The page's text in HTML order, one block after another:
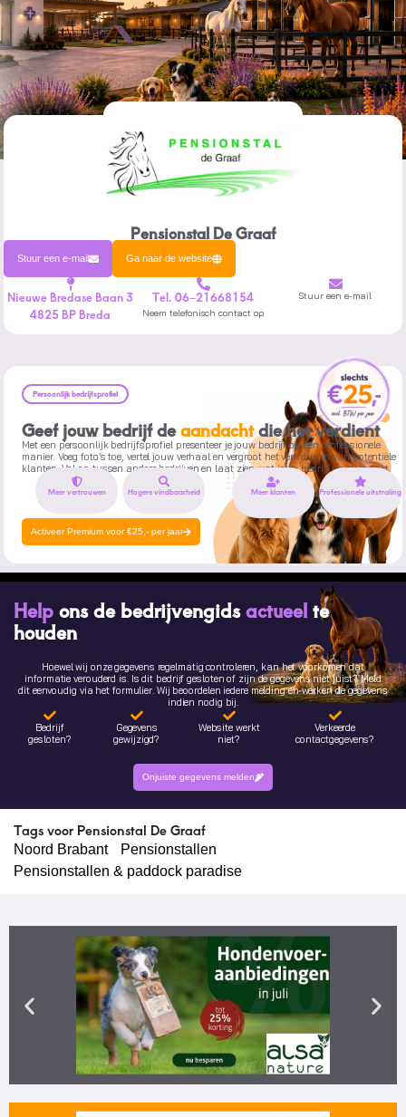
Pensionstal De Graaf
Stuur een e-mail Ga naar de website
Nieuwe Bredase Baan 3
4825 BP Breda
Tel. 06–21668154
Neem telefonisch contact op
Stuur een e-mail
Persoonlijk bedrijfsprofiel
Geef jouw bedrijf deaandachtdie het verdient
Met een persoonlijk bedrijfsprofiel presenteer je jouw bedrijf op een professionele
manier. Voeg foto’s toe, vertel jouw verhaal en vergroot het vertrouwen van potentiële
klanten. Val op tussen andere bedrijven en laat zien wat jouw bedrijf uniek maakt.
Meer vertrouwen Hogere vindbaarheid Meer klanten Professionele uitstraling
Activeer Premium voor €25,- per jaar
Help ons de bedrijvengidsactueelte
houden
Hoewel wij onze gegevens regelmatig controleren, kan het voorkomen dat
informatie verouderd is. Is dit bedrijf gesloten of zijn de gegevens niet juist? Meld
dit eenvoudig via het formulier. Wij beoordelen iedere melding en werken de gegevens
indien nodig bij.
Bedrijf
gesloten?
Gegevens
gewijzigd?
Website werkt
niet?
Verkeerde
contactgegevens?
Onjuiste gegevens melden
Tags voor Pensionstal De Graaf
Noord Brabant
Pensionstallen
Pensionstallen & paddock paradise